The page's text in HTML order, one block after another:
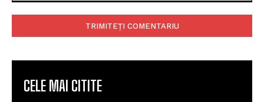
CELE MAI CITITE